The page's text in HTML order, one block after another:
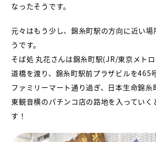
なったそうです。
元々はもう少し、錦糸町駅の方向に近い場
うです。
そば処 丸花さんは錦糸町駅(JR/東京メト
道橋を渡り、錦糸町駅前プラザビルを465
ファミリーマート通り過ぎ、日本生命錦糸
東観音横のパチンコ店の路地を入っていく
す！